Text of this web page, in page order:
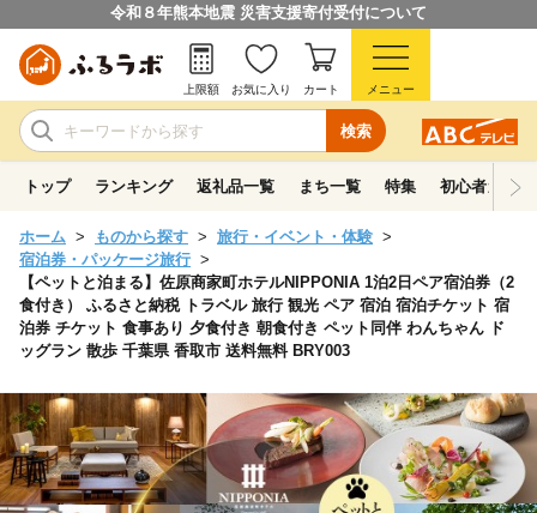
令和８年熊本地震 災害支援寄付受付について
検索
上限額 お気に入り カート メニュー
トップ ランキング 返礼品一覧 まち一覧 特集 初心者ガイド
ホーム ものから探す
旅行・イベント・体験
宿泊券・パッケージ旅行
【ペットと泊まる】佐原商家町ホテルNIPPONIA 1泊2日ペア宿泊券（2
食付き） ふるさと納税 トラベル 旅行 観光 ペア 宿泊 宿泊チケット 宿
泊券 チケット 食事あり 夕食付き 朝食付き ペット同伴 わんちゃん ド
ッグラン 散歩 千葉県 香取市 送料無料 BRY003